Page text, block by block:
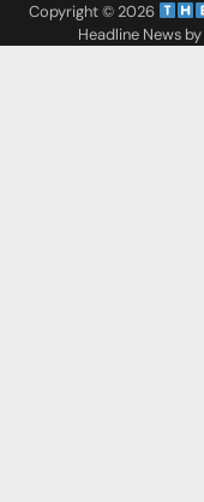
Copyright © 2026
Headline News by